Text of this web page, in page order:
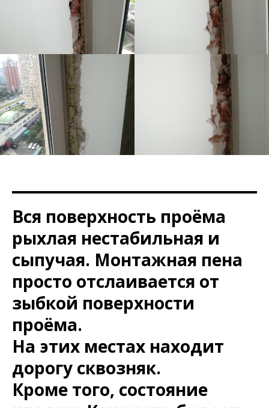
Вся поверхность проёма
рыхлая нестабильная и
сыпучая. Монтажная пена
просто отслаивается от
зыбкой поверхности
проёма.
На этих местах находит
дорогу сквозняк.
Кроме того, состояние